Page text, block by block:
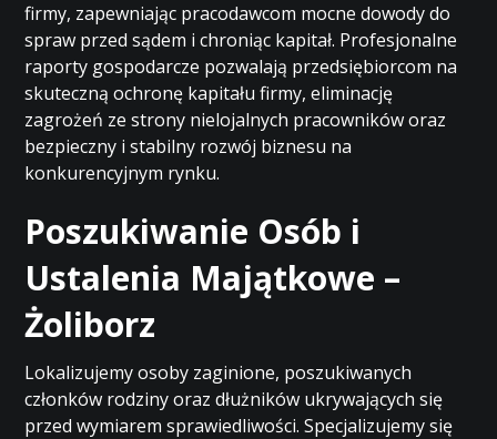
firmy, zapewniając pracodawcom mocne dowody do
spraw przed sądem i chroniąc kapitał. Profesjonalne
raporty gospodarcze pozwalają przedsiębiorcom na
skuteczną ochronę kapitału firmy, eliminację
zagrożeń ze strony nielojalnych pracowników oraz
bezpieczny i stabilny rozwój biznesu na
konkurencyjnym rynku.
Poszukiwanie Osób i
Ustalenia Majątkowe –
Żoliborz
Lokalizujemy osoby zaginione, poszukiwanych
członków rodziny oraz dłużników ukrywających się
przed wymiarem sprawiedliwości. Specjalizujemy się